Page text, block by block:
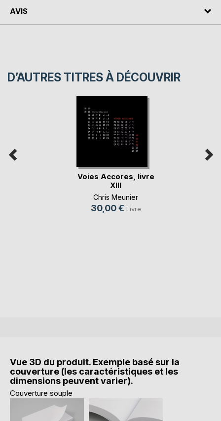
AVIS
D’AUTRES TITRES À DÉCOUVRIR
Voies Accores, livre
XIII
Chris Meunier
30,00 € Livre
Vue 3D du produit. Exemple basé sur la
couverture (les caractéristiques et les
dimensions peuvent varier).
Couverture souple